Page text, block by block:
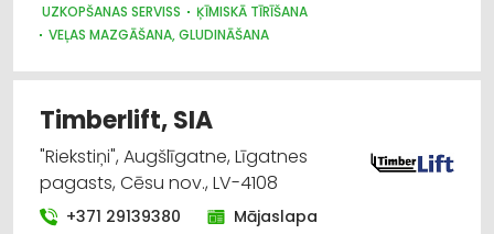
UZKOPŠANAS SERVISS
ĶĪMISKĀ TĪRĪŠANA
VEĻAS MAZGĀŠANA, GLUDINĀŠANA
SAIMNIECĪBAS PREČU TIRDZNIECĪBA
DARBA AIZSARDZĪBAS LĪDZEKĻI, DARBA APĢĒRBI;
DARBA AIZSARDZĪBAS LĪDZEKĻI, FORMASTĒRPI, DARBA APĢĒRBI;
RAŽOŠANA
UN APAVI; TIRDZNIECĪBA
Timberlift, SIA
"Riekstiņi", Augšlīgatne, Līgatnes
pagasts, Cēsu nov., LV-4108
+371 29139380 Mājaslapa